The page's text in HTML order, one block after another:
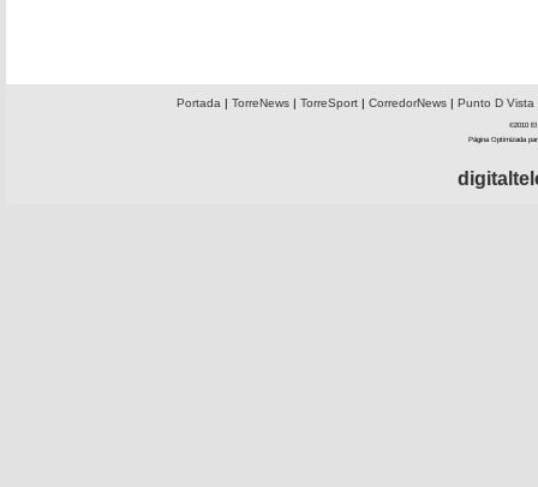
Portada | TorreNews| TorreSport| CorredorNews| Punto D Vista
©2010 El
Página Optimizada